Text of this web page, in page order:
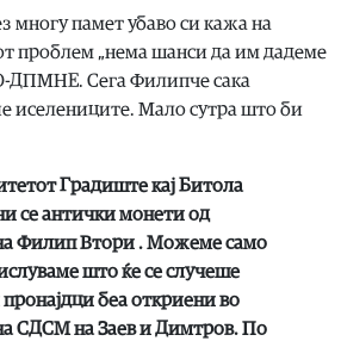
многу памет убаво си кажа на
проблем „нема шанси да им дадеме
ДПМНЕ. Сега Филипче сака
иселениците. Мало сутра што би
Градиште кај Битола
се антички монети од
Филип Втори . Можеме само
што ќе се случеше
пронајдци беа откриени во
СДСМ на Заев и Димтров. По